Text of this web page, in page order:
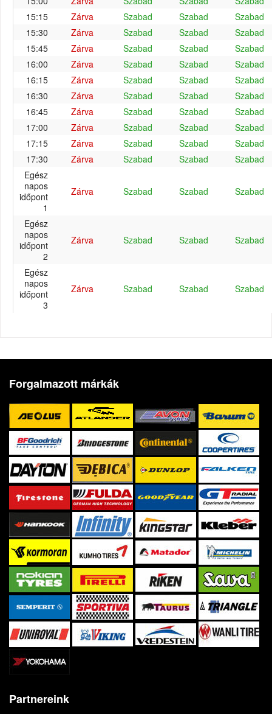
15:15
Zárva Szabad Szabad
Szabad
15:30
Zárva Szabad Szabad
Szabad
15:45
Zárva Szabad Szabad
Szabad
16:00
Zárva Szabad Szabad
Szabad
16:15
Zárva Szabad Szabad
Szabad
16:30
Zárva Szabad Szabad
Szabad
16:45
Zárva Szabad Szabad
Szabad
17:00
Zárva Szabad Szabad
Szabad
17:15
Zárva Szabad Szabad
Szabad
17:30
Zárva Szabad Szabad
Szabad
Egész
napos
időpont
1
Zárva Szabad Szabad Szabad
Egész
napos
időpont
2
Zárva Szabad Szabad Szabad
Egész
napos
időpont
3
Zárva Szabad Szabad Szabad
Forgalmazott márkák
Partnereink